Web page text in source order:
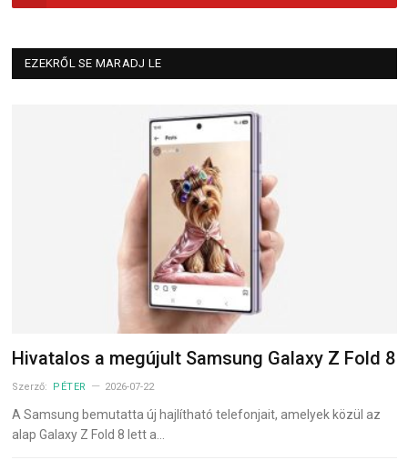
EZEKRŐL SE MARADJ LE
Hivatalos a megújult Samsung Galaxy Z Fold 8
Szerző: PÉTER 2026-07-22
A Samsung bemutatta új hajlítható telefonjait, amelyek közül az
alap Galaxy Z Fold 8 lett a…